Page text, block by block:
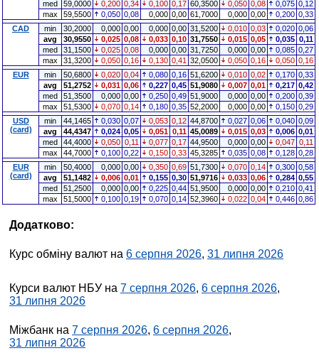
med
59,0000 0,200 0,34 0,100 0,17 60,3500 0,050 0,08 0,075 0,12
max
59,5500 0,050 0,08 0,000 0,00 61,7000 0,000 0,00 0,200 0,33
CAD
min 30,2000 0,000 0,00 0,000 0,00 31,5200 0,010 0,03 0,020 0,06
avg
30,9550 0,025 0,08 0,033 0,10 31,7550 0,015 0,05 0,035 0,11
med
31,1500 0,025 0,08 0,000 0,00 31,7250 0,000 0,00 0,085 0,27
max
31,3200 0,050 0,16 0,130 0,41 32,0500 0,050 0,16 0,050 0,16
EUR
min 50,6800 0,020 0,04 0,080 0,16 51,6200 0,010 0,02 0,170 0,33
avg
51,2752 0,031 0,06 0,227 0,45 51,9080 0,007 0,01 0,217 0,42
med
51,3500 0,000 0,00 0,250 0,49 51,9000 0,000 0,00 0,200 0,39
max
51,5300 0,070 0,14 0,180 0,35 52,2000 0,000 0,00 0,150 0,29
USD
(card)
min 44,1465 0,030 0,07 0,053 0,12 44,8700 0,027 0,06 0,040 0,09
avg
44,4347 0,024 0,05 0,051 0,11 45,0089 0,015 0,03 0,006 0,01
med
44,4000 0,050 0,11 0,077 0,17 44,9500 0,000 0,00 0,047 0,11
max
44,7000 0,100 0,22 0,150 0,33 45,3285 0,035 0,08 0,128 0,28
EUR
(card)
min 50,4000 0,000 0,00 0,350 0,69 51,7300 0,070 0,14 0,300 0,58
avg
51,1482 0,006 0,01 0,155 0,30 51,9716 0,033 0,06 0,284 0,55
med
51,2500 0,000 0,00 0,225 0,44 51,9500 0,000 0,00 0,210 0,41
max
51,5000 0,100 0,19 0,070 0,14 52,3960 0,022 0,04 0,446 0,86
Додатково:
Курс обміну валют на 6 серпня 2026, 31 липня 2026
Курси валют НБУ на 7 серпня 2026, 6 серпня 2026,
31 липня 2026
Міжбанк на 7 серпня 2026, 6 серпня 2026,
31 липня 2026